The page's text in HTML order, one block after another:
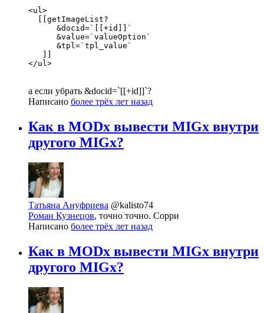
<ul>
  [[getImageList?
      &docid=`[[+id]]`
      &value=`valueOption`
      &tpl=`tpl_value`
</ul>
а если убрать &docid=`[[+id]]`?
Написано более трёх лет назад
Как в MODx вывести MIGx внутри
другого MIGx?
Татьяна Ануфриева @kalisto74
Роман Кузнецов, точно точно. Сорри
Написано более трёх лет назад
Как в MODx вывести MIGx внутри
другого MIGx?